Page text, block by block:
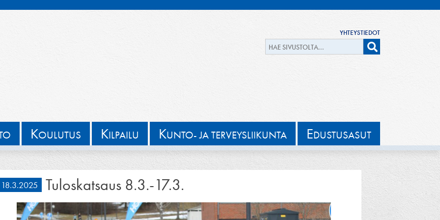
YHTEYSTIEDOT
KOULUTUS KILPAILU KUNTO- JA TERVEYSLIIKUNTA EDUSTUSASUT
18.3.2025 Tuloskatsaus 8.3.-17.3.